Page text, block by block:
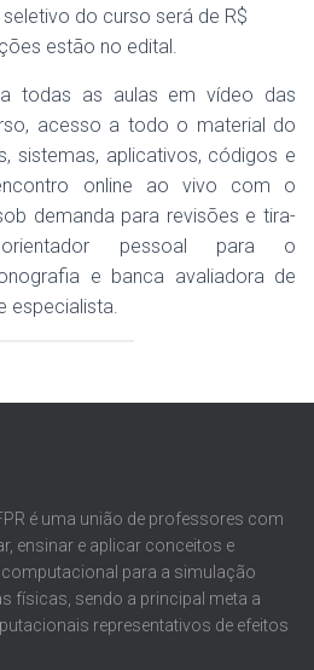
do curso será de R$
estão no edital.
todas as aulas em vídeo das
acesso a todo o material do
sistemas, aplicativos, códigos e
online ao vivo com o
demanda para revisões e tira-
pessoal para o
e banca avaliadora de
especialista.
é uma união de professores com
ensinar e aplicar conceitos e
para a simulação
físicas, sendo a principal meta a
representativos de efeitos